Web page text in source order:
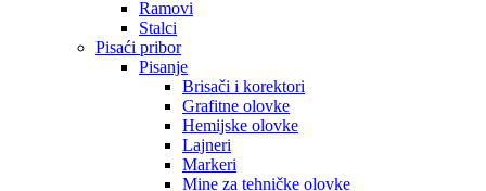
Ramovi
Stalci
Pisaći pribor
Pisanje
Brisači i korektori
Grafitne olovke
Hemijske olovke
Lajneri
Markeri
Mine za tehničke olovke